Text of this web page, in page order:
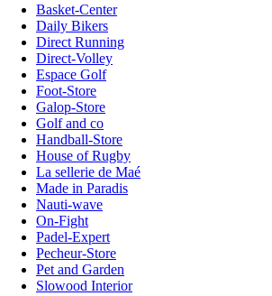
Basket-Center
Daily Bikers
Direct Running
Direct-Volley
Espace Golf
Foot-Store
Galop-Store
Golf and co
Handball-Store
House of Rugby
La sellerie de Maé
Made in Paradis
Nauti-wave
On-Fight
Padel-Expert
Pecheur-Store
Pet and Garden
Slowood Interior